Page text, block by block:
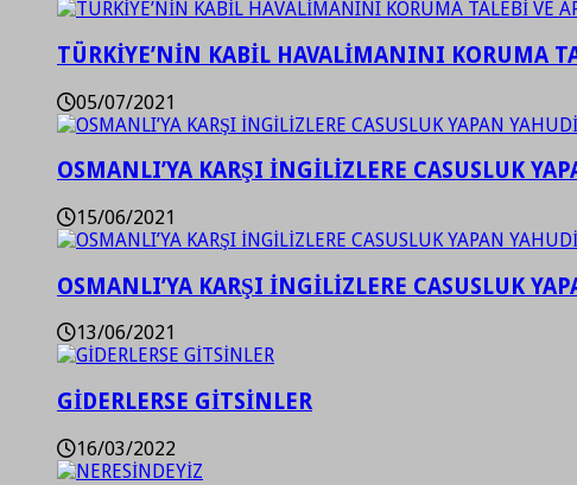
TÜRKİYE’NİN KABİL HAVALİMANINI KORUMA
05/07/2021
OSMANLI’YA KARŞI İNGİLİZLERE CASUSLUK
15/06/2021
OSMANLI’YA KARŞI İNGİLİZLERE CASUSLUK
13/06/2021
GİDERLERSE GİTSİNLER
16/03/2022